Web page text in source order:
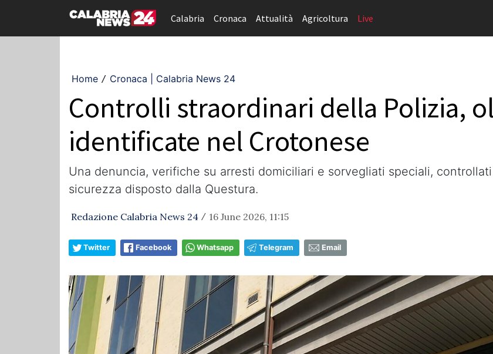
Calabria Cronaca Attualità Agricoltura Live
Home / Cronaca | Calabria News 24
Controlli straordinari della Polizia,
identificate nel Crotonese
Una denuncia, verifiche su arresti domiciliari e sorvegliati speciali,
sicurezza disposto dalla Questura.
Redazione Calabria News 24 / 16 June 2026, 11:15
Twitter Facebook Whatsapp Telegram Email